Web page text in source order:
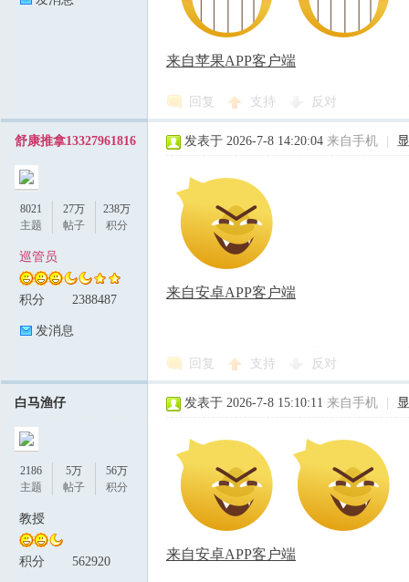
来自苹果APP客户端
回复 支持 反对
舒康推拿13327961816
8021
主题
27万
帖子
238万
积分
巡管员
积分 2388487
发消息
发表于 2026-7-8 14:20:04 来自手机
来自安卓APP客户端
回复 支持 反对
白马渔仔
2186
主题
5万
帖子
56万
积分
教授
积分 562920
发表于 2026-7-8 15:10:11 来自手机
来自安卓APP客户端